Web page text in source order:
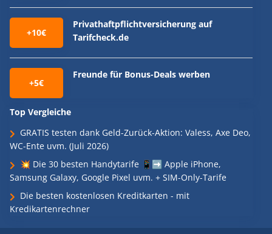
+10€
Privathaftpflichtversicherung auf
Tarifcheck.de
+5€
Freunde für Bonus-Deals werben
Top Vergleiche
GRATIS testen dank Geld-Zurück-Aktion: Valess, Axe Deo,
WC-Ente uvm. (Juli 2026)
💥 Die 30 besten Handytarife 📱➡️ Apple iPhone,
Samsung Galaxy, Google Pixel uvm. + SIM-Only-Tarife
Die besten kostenlosen Kreditkarten - mit
Kredikartenrechner